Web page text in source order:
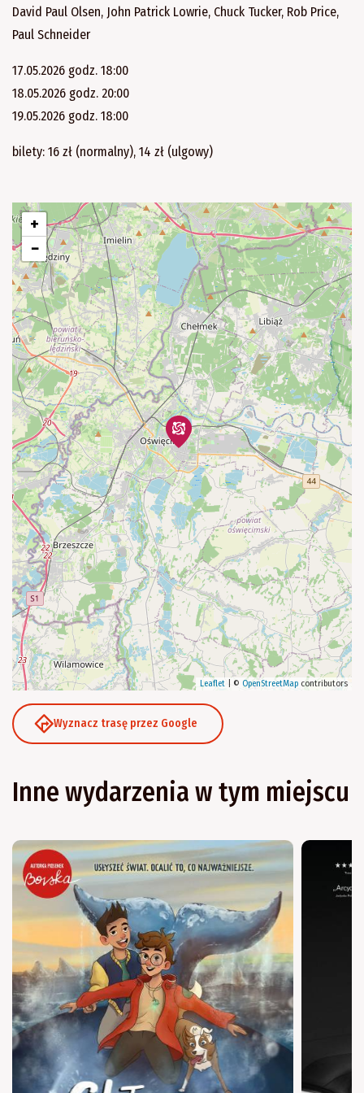
David Paul Olsen, John Patrick Lowrie, Chuck Tucker, Rob Price,
Paul Schneider
17.05.2026 godz. 18:00
18.05.2026 godz. 20:00
19.05.2026 godz. 18:00
bilety: 16 zł (normalny), 14 zł (ulgowy)
+
−
Leaflet © OpenStreetMap contributors
Wyznacz trasę przez Google
Inne wydarzenia w tym miejscu